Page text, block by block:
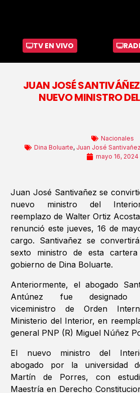
TV EN VIVO
JUAN JOSÉ
NUEVO MINISTRO
Nacionales
Dina Boluarte, Juan José Santivañez
mayo 16, 2024
Juan José Santivañez se
nuevo ministro del
reemplazo de Walter Ortiz
renunció este jueves, 16 de
cargo. Santivañez se
sexto ministro de esta
gobierno de Dina Boluarte.
Anteriormente, el abogado
Antúnez fue designado
viceministro de Orden
Ministerio del Interior, en
general PNP (R) Miguel Núñez
El nuevo ministro del
abogado por la universidad
Martín de Porres, con
Maestría en Derecho